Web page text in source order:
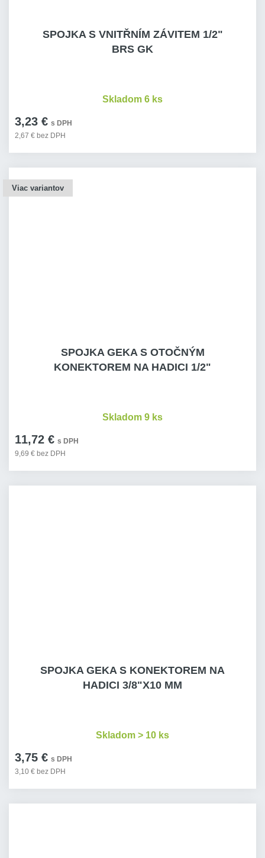
SPOJKA S VNITŘNÍM ZÁVITEM 1/2"
BRS GK
3,23 € s DPH
2,67 € bez DPH
Skladom 6 ks
Viac variantov
SPOJKA GEKA S OTOČNÝM
KONEKTOREM NA HADICI 1/2"
11,72 € s DPH
9,69 € bez DPH
Skladom 9 ks
SPOJKA GEKA S KONEKTOREM NA
HADICI 3/8"X10 MM
3,75 € s DPH
3,10 € bez DPH
Skladom > 10 ks